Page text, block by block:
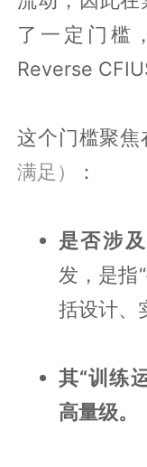
了一定门槛
Reverse
这个门槛聚焦
满足）
：
是否涉
发，是指
括设计、
其“训练
高量级。